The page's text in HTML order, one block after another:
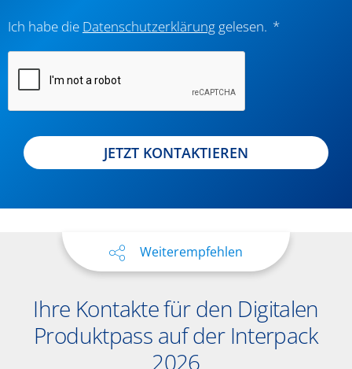
Ich habe die Datenschutzerklärung gelesen.
JETZT KONTAKTIEREN
Weiterempfehlen
Ihre Kontakte für den Digitalen
Produktpass auf der Interpack
2026